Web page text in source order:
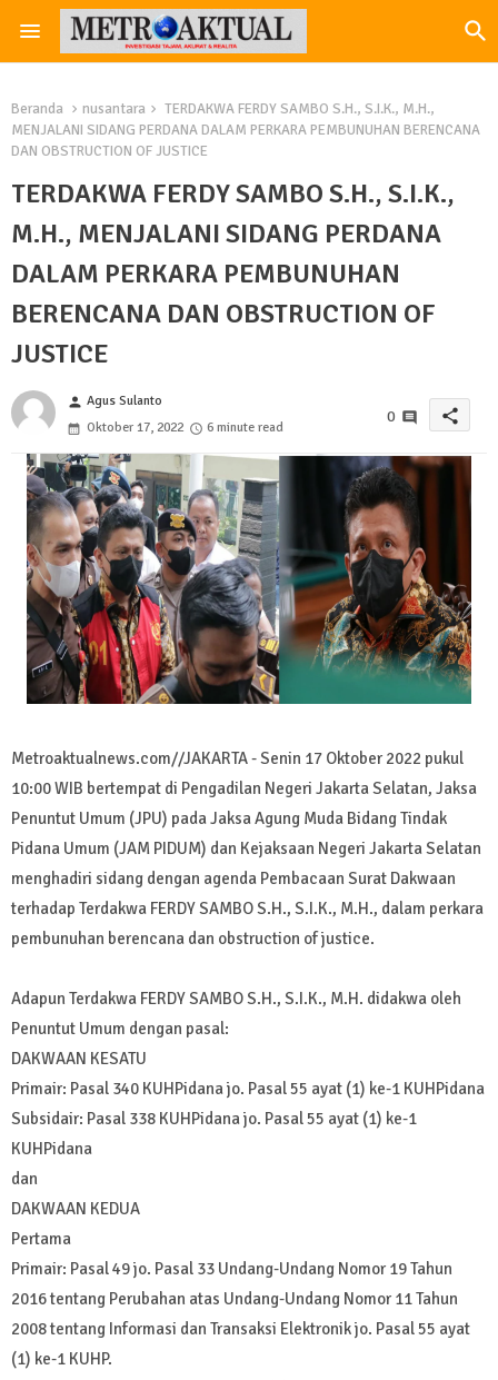
Beranda nusantara
TERDAKWA FERDY SAMBO S.H., S.I.K., M.H.,
MENJALANI SIDANG PERDANA DALAM PERKARA PEMBUNUHAN BERENCANA
DAN OBSTRUCTION OF JUSTICE
TERDAKWA FERDY SAMBO S.H., S.I.K.,
M.H., MENJALANI SIDANG PERDANA
DALAM PERKARA PEMBUNUHAN
BERENCANA DAN OBSTRUCTION OF
JUSTICE
person Agus Sulanto
Oktober 17, 2022
6 minute read
0 share
Metroaktualnews.com//JAKARTA - Senin 17 Oktober 2022 pukul
10:00 WIB bertempat di Pengadilan Negeri Jakarta Selatan, Jaksa
Penuntut Umum (JPU) pada Jaksa Agung Muda Bidang Tindak
Pidana Umum (JAM PIDUM) dan Kejaksaan Negeri Jakarta Selatan
menghadiri sidang dengan agenda Pembacaan Surat Dakwaan
terhadap Terdakwa FERDY SAMBO S.H., S.I.K., M.H., dalam perkara
pembunuhan berencana dan obstruction of justice.
Adapun Terdakwa FERDY SAMBO S.H., S.I.K., M.H. didakwa oleh
Penuntut Umum dengan pasal:
DAKWAAN KESATU
Primair: Pasal 340 KUHPidana jo. Pasal 55 ayat (1) ke-1 KUHPidana
Subsidair: Pasal 338 KUHPidana jo. Pasal 55 ayat (1) ke-1
KUHPidana
dan
DAKWAAN KEDUA
Pertama
Primair: Pasal 49 jo. Pasal 33 Undang-Undang Nomor 19 Tahun
2016 tentang Perubahan atas Undang-Undang Nomor 11 Tahun
2008 tentang Informasi dan Transaksi Elektronik jo. Pasal 55 ayat
(1) ke-1 KUHP.